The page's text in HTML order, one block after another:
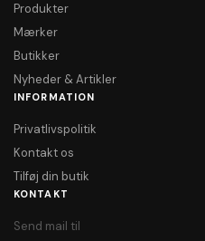
Produkter
Mærker
Butikker
Nyheder & Artikler
INFORMATION
Privatlivspolitik
Kontakt os
Tilføj din butik
KONTAKT
Send mail til